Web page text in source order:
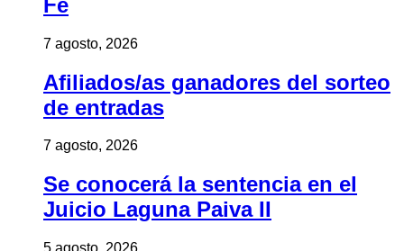
7 agosto, 2026
Afiliados/as ganadores del sorteo
de entradas
7 agosto, 2026
Se conocerá la sentencia en el
Juicio Laguna Paiva II